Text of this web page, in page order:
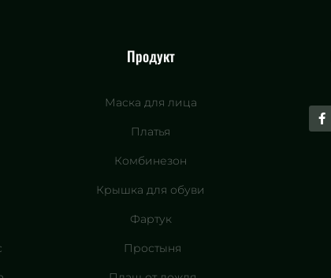
Продукт
Маска для лица
Платья
Комбинезон
Крышка для обуви
Фартук
Простыня